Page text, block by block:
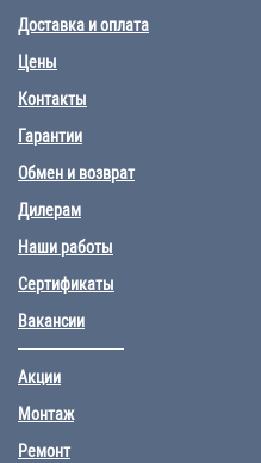
Доставка и оплата
Цены
Контакты
Гарантии
Обмен и возврат
Дилерам
Наши работы
Сертификаты
Вакансии
Акции
Монтаж
Ремонт